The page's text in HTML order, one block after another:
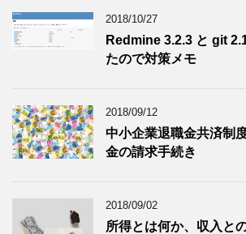
2018/10/27
Redmine 3.2.3 と git
たので対策メモ
2018/09/12
中小企業退職金共済制
金の請求手続き
2018/09/02
所得とは何か、収入と